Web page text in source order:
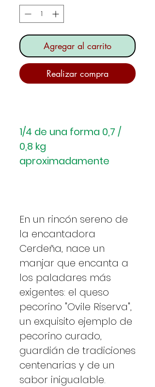
Agregar al carrito
Realizar compra
1/4 de una forma 0,7 /
0,8 kg
aproximadamente
En un rincón sereno de
la encantadora
Cerdeña, nace un
manjar que encanta a
los paladares más
exigentes: el queso
pecorino "Ovile Riserva",
un exquisito ejemplo de
pecorino curado,
guardián de tradiciones
centenarias y de un
sabor inigualable.